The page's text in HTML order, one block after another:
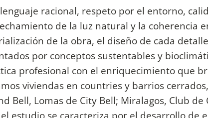
racional, respeto por el entorno,
de la luz natural y la coherencia
de la obra, el diseño de cada
por conceptos sustentables y
profesional con el enriquecimiento que
viviendas en countries y barrios
Bell, Lomas de City Bell; Miralagos, Club de